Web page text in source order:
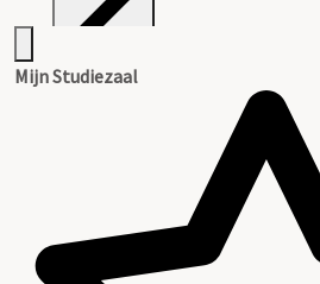
Mijn Studiezaal